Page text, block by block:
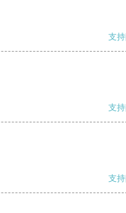
支持
支持
支持